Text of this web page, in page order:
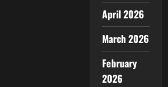
April 2026
March 2026
February
2026